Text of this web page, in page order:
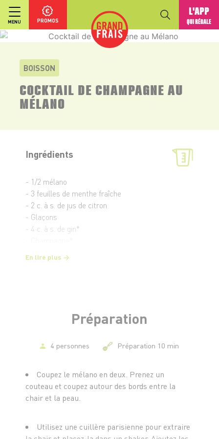
MENU PROMOS
L'APP
QUI RÉGALE
BOISSON
COCKTAIL DE CHAMPAGNE AU
MÉLANO
Ingrédients
- 1/2 mélano
- 3 feuilles de menthe fraîche
- 2 c. à s. de jus de citron
- Glaçons
- 4 c. à s. de gin*
En lire plus
Préparation
4 personnes Préparation 10 min
Coupez le mélano en deux. Prenez un
couteau et coupez autour des bords entre la
chair et la peau.
Utilisez une cuillère parisienne pour extraire